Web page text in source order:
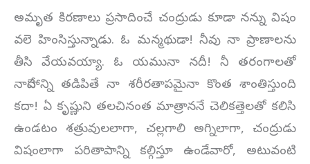
అమృత కిరణాలు ప్రసాదించే చంద్రుడు కూడా నన్ను విషం
వలె హింసిస్తున్నాడు. ఓ మన్మథుడా! నీవు నా ప్రాణాలను
తీసి వేయవయ్యా. ఓ యమునా నదీ! నీ తరంగాలతో
నాదేహాన్ని తడిపితే నా శరీరతాపమైనా కొంత శాంతిస్తుంది
కదా! ఏ కృష్ణుని తలచినంత మాత్రాననే చెలికత్తెలతో కలిసి
ఉండటం శత్రువులలాగా, చల్లగాలి అగ్నిలాగా, చంద్రుడు
విషంలాగా పరితాపాన్ని కల్గిస్తూ ఉండేవారో, అటువంటి